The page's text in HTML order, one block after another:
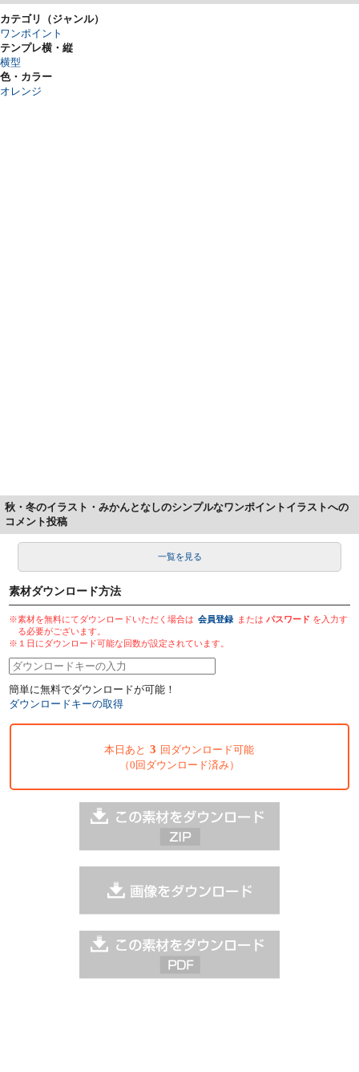
カテゴリ（ジャンル）
ワンポイント
テンプレ横・縦
横型
色・カラー
オレンジ
秋・冬のイラスト・みかんとなしのシンプルなワンポイントイラストへの
コメント投稿
一覧を見る
素材ダウンロード方法
※素材を無料にてダウンロードいただく場合は 会員登録 またはパスワード を入力す
る必要がございます。
※１日にダウンロード可能な回数が設定されています。
簡単に無料でダウンロードが可能！
ダウンロードキーの取得
本日あと 3 回ダウンロード可能
（0回ダウンロード済み）